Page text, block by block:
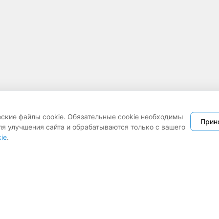
файлы cookie. Обязательные cookie необходимы
улучшения сайта и обрабатываются только с вашего
.